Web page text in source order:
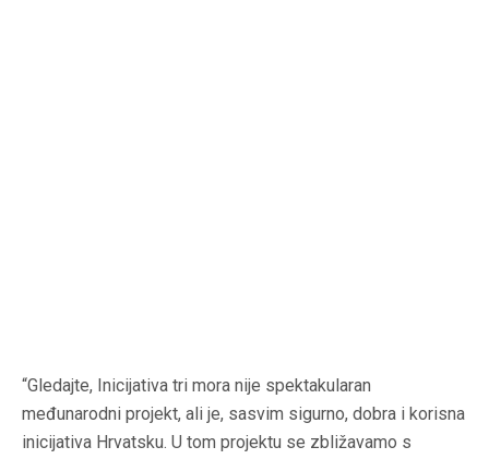
“Gledajte, Inicijativa tri mora nije spektakularan
međunarodni projekt, ali je, sasvim sigurno, dobra i korisna
inicijativa Hrvatsku. U tom projektu se zbližavamo s